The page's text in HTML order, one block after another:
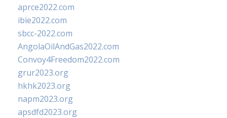
aprce2022.com
ibie2022.com
sbcc-2022.com
AngolaOilAndGas2022.com
Convoy4Freedom2022.com
grur2023.org
hkhk2023.org
napm2023.org
apsdfd2023.org